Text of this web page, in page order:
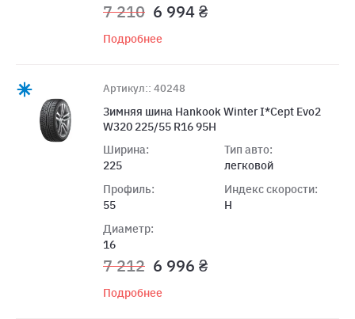
7 210 6 994 ₴
Подробнее
Артикул:: 40248
Зимняя шина Hankook Winter I*Cept Evo2
W320 225/55 R16 95H
Ширина:
225
Профиль:
55
Диаметр:
16
Тип авто:
легковой
Индекс скорости:
H
7 212 6 996 ₴
Подробнее